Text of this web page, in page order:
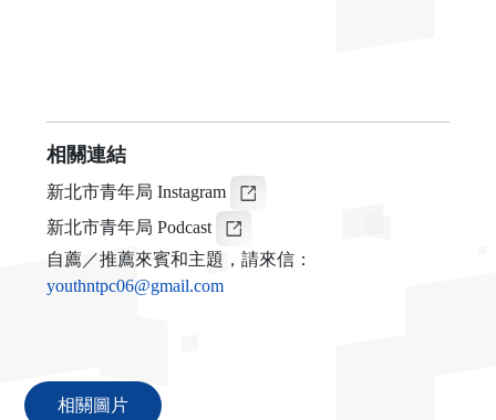
相關連結
新北市青年局 Instagram
新北市青年局 Podcast
自薦／推薦來賓和主題，請來信：
youthntpc06@gmail.com
相關圖片